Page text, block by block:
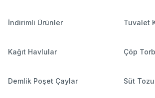
İndirimli Ürünler Tuvalet
Kağıt Havlular Çöp
Demlik Poşet Çaylar Süt